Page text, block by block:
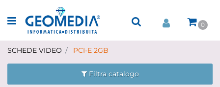
Open menu
0
SCHEDE VIDEO PCI-E 2GB
Filtra catalogo